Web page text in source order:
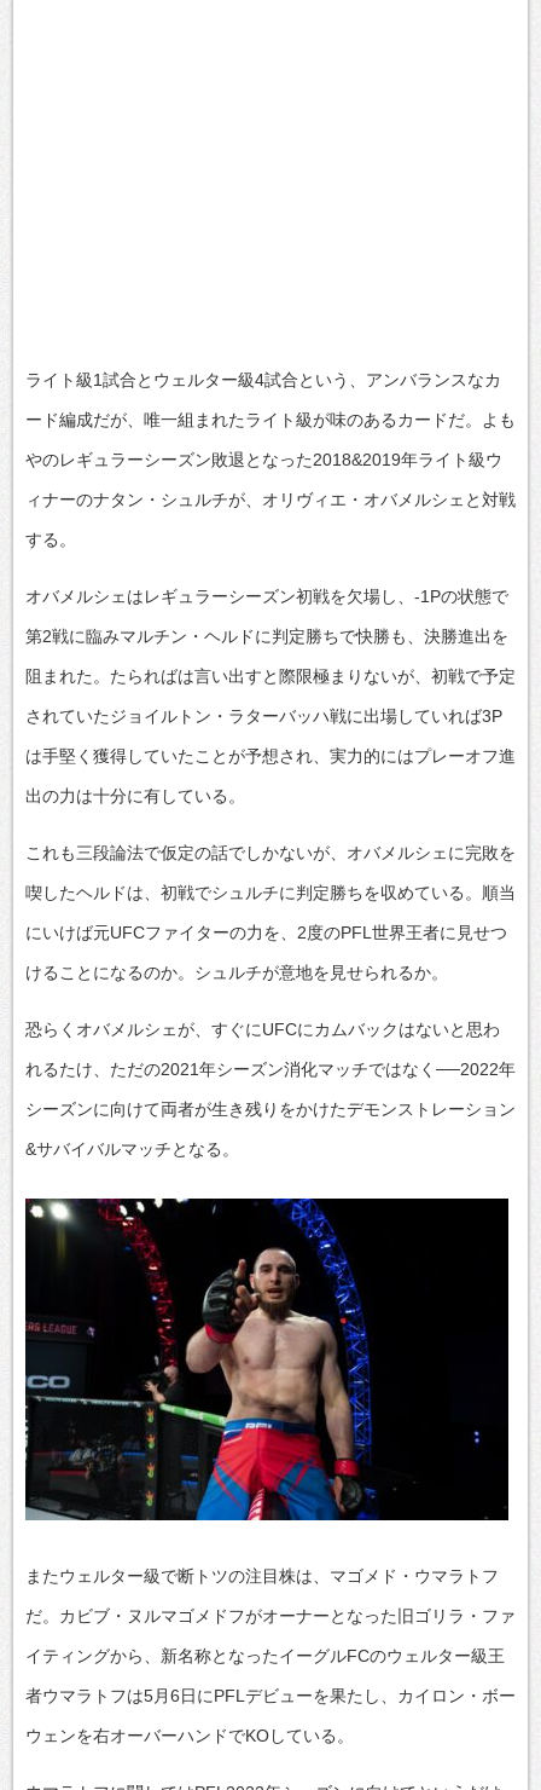
ライト級1試合とウェルター級4試合という、アンバランスなカ
ード編成だが、唯一組まれたライト級が味のあるカードだ。よも
やのレギュラーシーズン敗退となった2018&2019年ライト級ウ
ィナーのナタン・シュルチが、オリヴィエ・オバメルシェと対戦
する。
オバメルシェはレギュラーシーズン初戦を欠場し、-1Pの状態で
第2戦に臨みマルチン・ヘルドに判定勝ちで快勝も、決勝進出を
阻まれた。たらればは言い出すと際限極まりないが、初戦で予定
されていたジョイルトン・ラターバッハ戦に出場していれば3P
は手堅く獲得していたことが予想され、実力的にはプレーオフ進
出の力は十分に有している。
これも三段論法で仮定の話でしかないが、オバメルシェに完敗を
喫したヘルドは、初戦でシュルチに判定勝ちを収めている。順当
にいけば元UFCファイターの力を、2度のPFL世界王者に見せつ
けることになるのか。シュルチが意地を見せられるか。
恐らくオバメルシェが、すぐにUFCにカムバックはないと思わ
れるたけ、ただの2021年シーズン消化マッチではなく──2022年
シーズンに向けて両者が生き残りをかけたデモンストレーション
&サバイバルマッチとなる。
またウェルター級で断トツの注目株は、マゴメド・ウマラトフ
だ。カビブ・ヌルマゴメドフがオーナーとなった旧ゴリラ・ファ
イティングから、新名称となったイーグルFCのウェルター級王
者ウマラトフは5月6日にPFLデビューを果たし、カイロン・ボー
ウェンを右オーバーハンドでKOしている。